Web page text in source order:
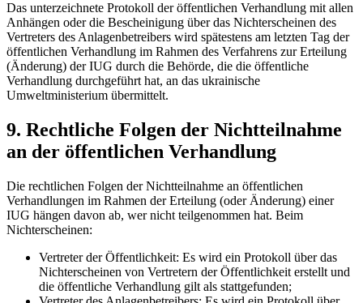
Das unterzeichnete Protokoll der öffentlichen Verhandlung mit allen
Anhängen oder die Bescheinigung über das Nichterscheinen des
Vertreters des Anlagenbetreibers wird spätestens am letzten Tag der
öffentlichen Verhandlung im Rahmen des Verfahrens zur Erteilung
(Änderung) der IUG durch die Behörde, die die öffentliche
Verhandlung durchgeführt hat, an das ukrainische
Umweltministerium übermittelt.
9. Rechtliche Folgen der Nichtteilnahme
an der öffentlichen Verhandlung
Die rechtlichen Folgen der Nichtteilnahme an öffentlichen
Verhandlungen im Rahmen der Erteilung (oder Änderung) einer
IUG hängen davon ab, wer nicht teilgenommen hat. Beim
Nichterscheinen:
Vertreter der Öffentlichkeit: Es wird ein Protokoll über das
Nichterscheinen von Vertretern der Öffentlichkeit erstellt und
die öffentliche Verhandlung gilt als stattgefunden;